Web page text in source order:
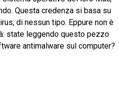
Questa credenza si basa su
di nessun tipo. Eppure non è
state leggendo questo pezzo
antimalware sul computer?